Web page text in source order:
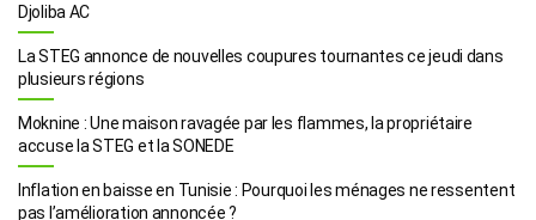
Djoliba AC
La STEG annonce de nouvelles coupures tournantes ce jeudi dans
plusieurs régions
Moknine : Une maison ravagée par les flammes, la propriétaire
accuse la STEG et la SONEDE
Inflation en baisse en Tunisie : Pourquoi les ménages ne ressentent
pas l’amélioration annoncée ?